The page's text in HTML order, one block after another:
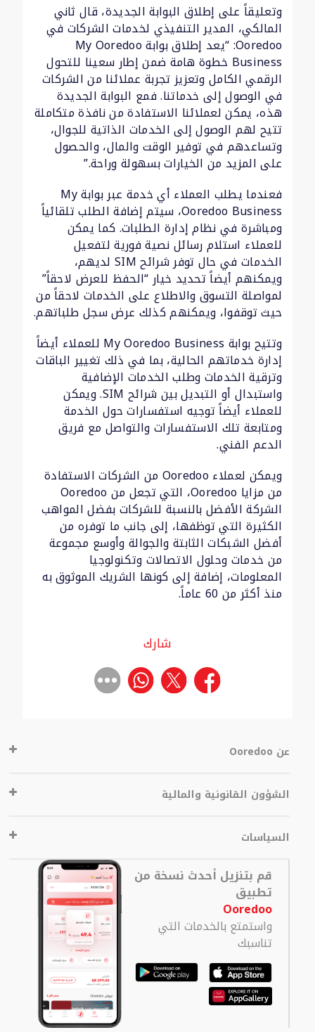
وتعليقاً على إطلاق البوابة الجديدة، قال ثاني
المالكي، المدير التنفيذي لخدمات الشركات في
Ooredoo: “يعد إطلاق بوابة My Ooredoo
Business خطوة هامة ضمن إطار سعينا للتحول
الرقمي الكامل وتعزيز تجربة عملائنا من الشركات
في الوصول إلى خدماتنا. فمع البوابة الجديدة
هذه، يمكن لعملائنا الاستفادة من نافذة متكاملة
تتيح لهم الوصول إلى الخدمات الذاتية للجوال،
وتساعدهم في توفير الوقت والمال، والحصول
على المزيد من الخيارات بسهولة وراحة.”
فعندما يطلب العملاء أي خدمة عبر بوابة My
Ooredoo Business، سيتم إضافة الطلب تلقائياً
ومباشرة في نظام إدارة الطلبات. كما يمكن
للعملاء استلام رسائل نصية فورية لتفعيل
الخدمات في حال توفر شرائح SIM لديهم،
ويمكنهم أيضاً تحديد خيار “الحفظ للعرض لاحقاً”
لمواصلة التسوق والاطلاع على الخدمات لاحقاً من
حيث توقفوا، ويمكنهم كذلك عرض سجل طلباتهم.
وتتيح بوابة My Ooredoo Business للعملاء أيضاً
إدارة خدماتهم الحالية، بما في ذلك تغيير الباقات
وترقية الخدمات وطلب الخدمات الإضافية
واستبدال أو التبديل بين شرائح SIM. ويمكن
للعملاء أيضاً توجيه استفسارات حول الخدمة
ومتابعة تلك الاستفسارات والتواصل مع فريق
الدعم الفني.
ويمكن لعملاء Ooredoo من الشركات الاستفادة
من مزايا Ooredoo، التي تجعل من Ooredoo
الشركة الأفضل بالنسبة للشركات بفضل المواهب
الكثيرة التي توظفها، إلى جانب ما توفره من
أفضل الشبكات الثابتة والجوالة وأوسع مجموعة
من خدمات وحلول الاتصالات وتكنولوجيا
المعلومات، إضافة إلى كونها الشريك الموثوق به
منذ أكثر من 60 عاماً.
شارك
عن Ooredoo
الشؤون القانونية والمالية
السياسات
قم بتنزيل أحدث نسخة من
تطبيق
Ooredoo
واستمتع بالخدمات التي
تناسبك